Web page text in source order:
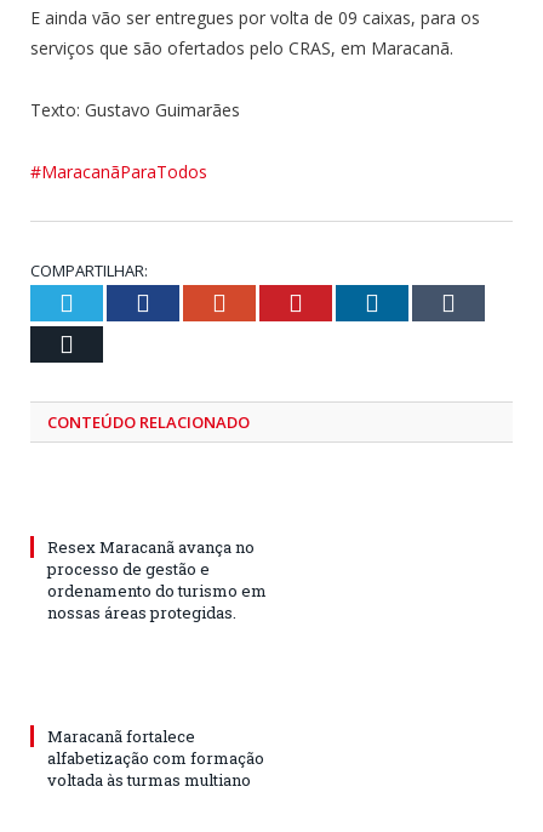
E ainda vão ser entregues por volta de 09 caixas, para os
serviços que são ofertados pelo CRAS, em Maracanã.
Texto: Gustavo Guimarães
#MaracanãParaTodos
COMPARTILHAR:
Twitter Facebook Google+ Pinterest LinkedIn
CONTEÚDO RELACIONADO
Resex Maracanã avança no
processo de gestão e
ordenamento do turismo em
nossas áreas protegidas.
Maracanã fortalece
alfabetização com formação
voltada às turmas multiano